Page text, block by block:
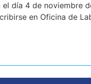
día 4 de noviembre
en Oficina de